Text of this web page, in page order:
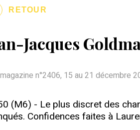
RETOUR
Jacques
n°2406, 15 au 21 décembre
(M6) - Le plus discret des
Confidences faites à